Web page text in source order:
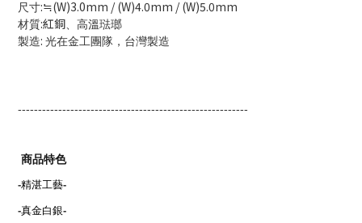
尺寸:≒(W)3.0mm / (W)4.0mm / (W)5.0mm
材質:紅銅、高溫琺瑯
製造: 光在金工團隊，台灣製造
---------------------------------------------------------
商品特色
-精湛工藝-
-真金白銀-